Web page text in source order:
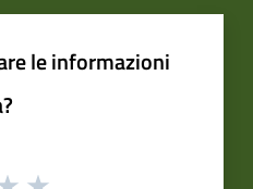
le informazioni